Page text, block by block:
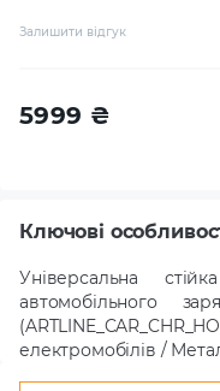
Залишити відгук
5999 ₴
Ключові
Універсальна
автомобільного
електромобілів /